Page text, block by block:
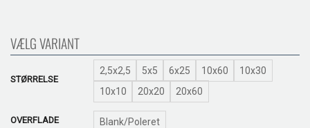
VÆLG VARIANT
STØRRELSE
2,5x2,5 5x5 6x25 10x60
10x30
10x10
20x20 20x60
OVERFLADE Blank/Poleret